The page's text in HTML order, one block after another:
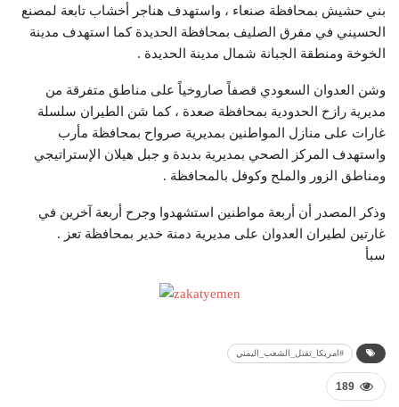
بني حشيش بمحافظة صنعاء ، واستهدف هناجر أخشاب تابعة لمصنع
الحسيني في مفرق الصليف بمحافظة الحديدة كما استهدف مدينة
الخوخة ومنطقة الجبانة شمال مدينة الحديدة .
وشن العدوان السعودي قصفاً صاروخياً على مناطق متفرقة من
مديرية رازح الحدودية بمحافظة صعدة ، كما شن الطيران سلسلة
غارات على منازل المواطنين بمديرية صرواح بمحافظة مأرب
واستهدف المركز الصحي بمديرية بدبدة و جبل هيلان الإستراتيجي
ومناطق الزور والملح وكوفل بالمحافظة .
وذكر المصدر أن أربعة مواطنين استشهدوا وجرح أربعة آخرين في
غارتين لطيران العدوان على مديرية دمنة خدير بمحافظة تعز .
سبأ
#امريكا_تقتل_الشعب_اليمني
189